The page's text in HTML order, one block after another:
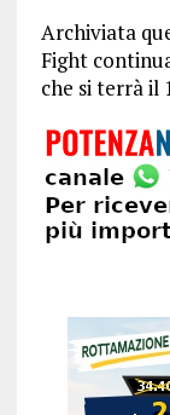
Archiviata
Fight
che si terrà il